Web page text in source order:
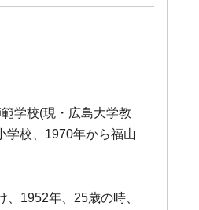
学校(現・広島大学教
学校、1970年から福山
1952年、25歳の時、